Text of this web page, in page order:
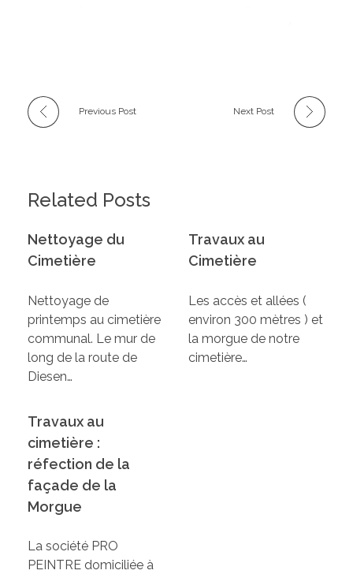
Previous Post Next Post
Related Posts
Nettoyage du
Cimetière
Nettoyage de
printemps au cimetière
communal. Le mur de
long de la route de
Diesen…
Travaux au
Cimetière
Les accès et allées (
environ 300 mètres ) et
la morgue de notre
cimetière…
Travaux au
cimetière :
réfection de la
façade de la
Morgue
La société PRO
PEINTRE domiciliée à